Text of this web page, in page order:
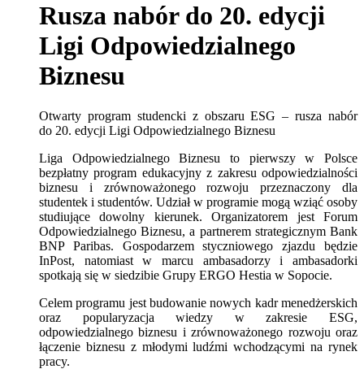
Rusza nabór do 20. edycji
Ligi Odpowiedzialnego
Biznesu
Otwarty program studencki z obszaru ESG – rusza nabór
do 20. edycji Ligi Odpowiedzialnego Biznesu
Liga Odpowiedzialnego Biznesu to pierwszy w Polsce
bezpłatny program edukacyjny z zakresu odpowiedzialności
biznesu i zrównoważonego rozwoju przeznaczony dla
studentek i studentów. Udział w programie mogą wziąć osoby
studiujące dowolny kierunek. Organizatorem jest Forum
Odpowiedzialnego Biznesu, a partnerem strategicznym Bank
BNP Paribas. Gospodarzem styczniowego zjazdu będzie
InPost, natomiast w marcu ambasadorzy i ambasadorki
spotkają się w siedzibie Grupy ERGO Hestia w Sopocie.
Celem programu jest budowanie nowych kadr menedżerskich
oraz popularyzacja wiedzy w zakresie ESG,
odpowiedzialnego biznesu i zrównoważonego rozwoju oraz
łączenie biznesu z młodymi ludźmi wchodzącymi na rynek
pracy.